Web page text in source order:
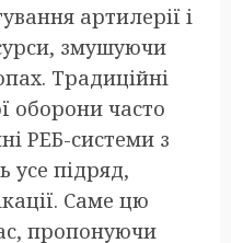
артилерії і
змушуючи
Традиційні
оборони часто
РЕБ-системи з
усе підряд,
Саме цю
пропонуючи